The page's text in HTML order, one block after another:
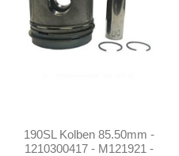
190SL Kolben 85.50mm -
1210300417 - M121921 -